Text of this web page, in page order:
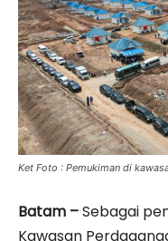
Ket Foto : Pemukiman di
Batam –Sebagai
Kawasan